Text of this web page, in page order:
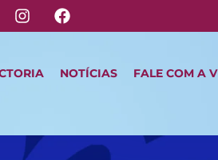
NOTÍCIAS FALE COM A